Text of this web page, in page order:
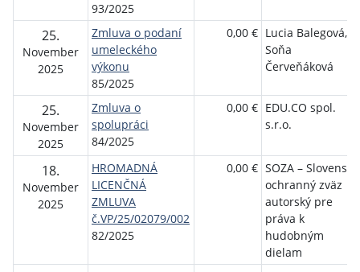
93/2025
25.
November
2025
Zmluva o podaní
umeleckého
výkonu
85/2025
0,00 € Lucia Balegová,
Soňa
Červeňáková
25.
November
2025
Zmluva o
spolupráci
84/2025
0,00 € EDU.CO spol.
s.r.o.
18.
November
2025
HROMADNÁ
LICENČNÁ
ZMLUVA
č.VP/25/02079/002
82/2025
0,00 € SOZA – Slovenský
ochranný zväz
autorský pre
práva k
hudobným
dielam